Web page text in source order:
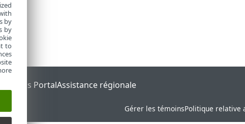
Status PortalAssistance régionale
Gérer les témoinsPolitique relative
by
by
to